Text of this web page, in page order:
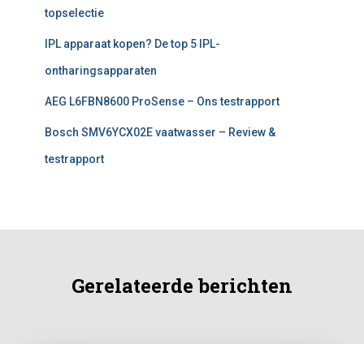
topselectie
IPL apparaat kopen? De top 5 IPL-
ontharingsapparaten
AEG L6FBN8600 ProSense – Ons testrapport
Bosch SMV6YCX02E vaatwasser – Review &
testrapport
Gerelateerde berichten